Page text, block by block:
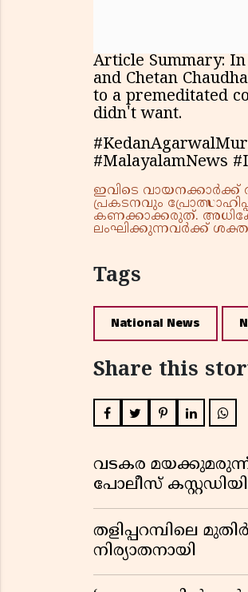
Article Summary:
and Chetan
to a premeditated
didn't want.
#MalayalamNews
ഇവിടെ വായനക്കാർക്ക്
പ്രകടനവും
കണക്കാക്കരുത്.
ലംഘിക്കുന്നവർക്ക്
Tags
National News
Share this
വടകര
പോലീസ്
തളിപ്പറമ്പിലെ
നിര്യാതനായി